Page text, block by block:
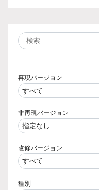
再現バージョン
非再現バージョン
改修バージョン
種別